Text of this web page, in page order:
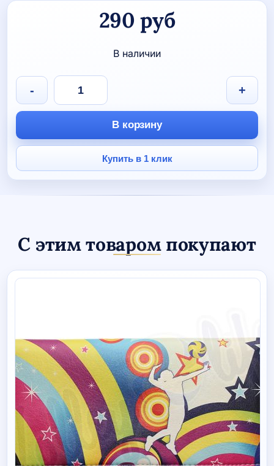
290руб
В наличии
Количество
товара
Набор
волейбольных
стикеров,
шт
- +
В корзину
Купить в 1 клик
С этим товаром покупают